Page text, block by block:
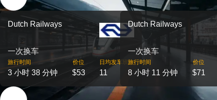
Dutch Railways
一次换车
旅行时间
3 小时 38 分钟
价位
$53
日均发车班次
11
Dutch Railways
一次换车
旅行时间
8 小时 11 分钟
价位
$71